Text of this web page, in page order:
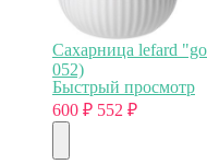
Сахарница lefard
052)
Быстрый просмотр
600 ₽ 552 ₽